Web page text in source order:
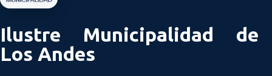
Ilustre Municipalidad de
Los Andes